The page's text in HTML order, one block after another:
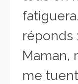
réponds
Maman,
me